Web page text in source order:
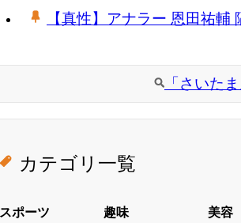
【真性】アナラー 恩田祐
「さいた
カテゴリ一覧
スポーツ 趣味 美容